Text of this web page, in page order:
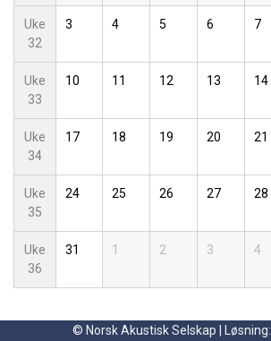
Uke
32
3 4 5 6 7
Uke
33
10 11 12 13 14
Uke
34
17 18 19 20 21
Uke
35
24 25 26 27 28
Uke
36
31 1 2 3 4
© Norsk Akustisk Selskap | Løsning: